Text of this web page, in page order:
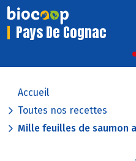
Pays De Cognac
Accueil
Toutes nos recettes
Mille feuilles de saumon